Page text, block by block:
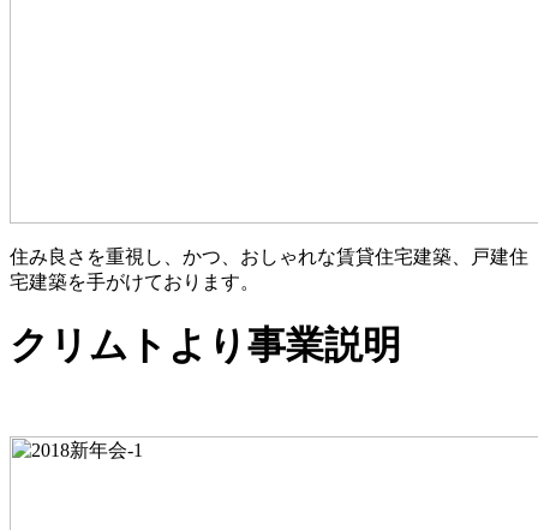
住み良さを重視し、かつ、おしゃれな賃貸住宅建築、戸建住
宅建築を手がけております。
クリムトより事業説明